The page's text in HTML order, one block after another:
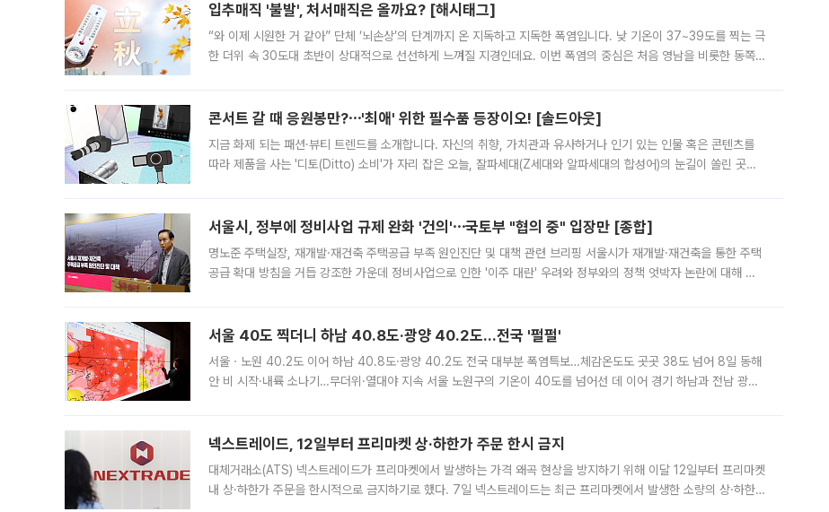
입추매직 '불발', 처서매직은 올까요? [해시태그]
“와 이제 시원한 거 같아” 단체 ‘뇌손상’의 단계까지 온 지독하고 지독한 폭염입니다. 낮 기온이 37~39도를 찍는 극
한 더위 속 30도대 초반이 상대적으로 선선하게 느껴질 지경인데요. 이번 폭염의 중심은 처음 영남을 비롯한 동쪽
콘서트 갈 때 응원봉만?⋯'최애' 위한 필수품 등장이오! [솔드아웃]
지금 화제 되는 패션·뷰티 트렌드를 소개합니다. 자신의 취향, 가치관과 유사하거나 인기 있는 인물 혹은 콘텐츠를
따라 제품을 사는 '디토(Ditto) 소비'가 자리 잡은 오늘, 잘파세대(Z세대와 알파세대의 합성어)의 눈길이 쏠린 곳은
서울시, 정부에 정비사업 규제 완화 '건의'⋯국토부 "협의 중" 입장만 [종합]
명노준 주택실장, 재개발·재건축 주택공급 부족 원인진단 및 대책 관련 브리핑 서울시가 재개발·재건축을 통한 주택
공급 확대 방침을 거듭 강조한 가운데 정비사업으로 인한 '이주 대란' 우려와 정부와의 정책 엇박자 논란에 대해 정
서울 40도 찍더니 하남 40.8도·광양 40.2도…전국 '펄펄'
서울ㆍ노원 40.2도 이어 하남 40.8도·광양 40.2도 전국 대부분 폭염특보…체감온도도 곳곳 38도 넘어 8일 동해
안 비 시작·내륙 소나기…무더위·열대야 지속 서울 노원구의 기온이 40도를 넘어선 데 이어 경기 하남과 전남 광양
넥스트레이드, 12일부터 프리마켓 상·하한가 주문 한시 금지
대체거래소(ATS) 넥스트레이드가 프리마켓에서 발생하는 가격 왜곡 현상을 방지하기 위해 이달 12일부터 프리마켓
내 상·하한가 주문을 한시적으로 금지하기로 했다. 7일 넥스트레이드는 최근 프리마켓에서 발생한 소량의 상·하한